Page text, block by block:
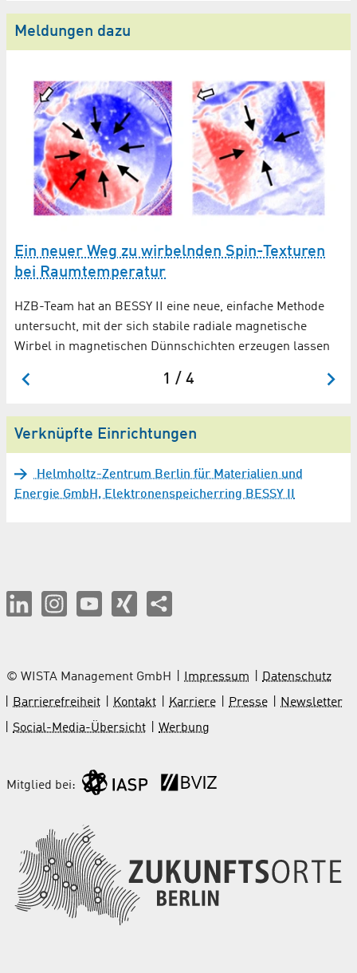
Meldungen dazu
Ein neuer Weg zu wirbelnden Spin-Texturen
bei Raumtemperatur
HZB-Team hat an BESSY II eine neue, einfache Methode
untersucht, mit der sich stabile radiale magnetische
Wirbel in magnetischen Dünnschichten erzeugen lassen
1 / 4
Verknüpfte Einrichtungen
Helmholtz-Zentrum Berlin für Materialien und
Energie GmbH, Elektronenspeicherring BESSY II
© WISTA Management GmbH Impressum
Datenschutz
Barrierefreiheit
Kontakt Karriere Presse
Newsletter
Social-Media-Übersicht
Werbung
Mitglied bei: